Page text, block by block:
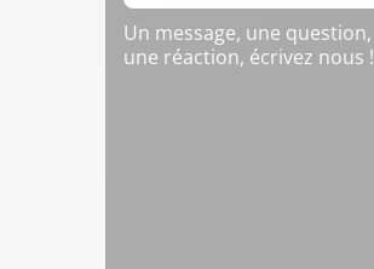
Un message, une question,
une réaction, écrivez nous !